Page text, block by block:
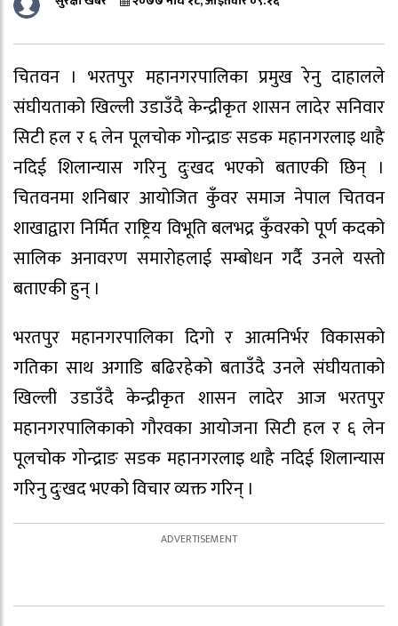
चितवन । भरतपुर महानगरपालिका प्रमुख रेनु दाहालले
संघीयताको खिल्ली उडाउँदै केन्द्रीकृत शासन लादेर सनिवार
सिटी हल र ६ लेन पूलचोक गोन्द्राङ सडक महानगरलाइ थाहै
नदिई शिलान्यास गरिनु दुःखद भएको बताएकी छिन् ।
चितवनमा शनिबार आयोजित कुँवर समाज नेपाल चितवन
शाखाद्वारा निर्मित राष्ट्रिय विभूति बलभद्र कुँवरको पूर्ण कदको
सालिक अनावरण समारोहलाई सम्बोधन गर्दै उनले यस्तो
बताएकी हुन् ।
भरतपुर महानगरपालिका दिगो र आत्मनिर्भर विकासको
गतिका साथ अगाडि बढिरहेको बताउँदै उनले संघीयताको
खिल्ली उडाउँदै केन्द्रीकृत शासन लादेर आज भरतपुर
महानगरपालिकाको गौरवका आयोजना सिटी हल र ६ लेन
पूलचोक गोन्द्राङ सडक महानगरलाइ थाहै नदिई शिलान्यास
गरिनु दुःखद भएको विचार व्यक्त गरिन् ।